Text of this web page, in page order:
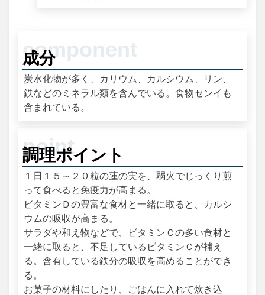
成分
炭水化物が多く、カリウム、カルシウム、リン、
鉄などのミネラル類を含んでいる。食物センイも
含まれている。
調理ポイント
１日１５～２０粒の蓮の実を、弱火でじっくり煎
って食べると免疫力が高まる。
ビタミンＤの豊富な食材と一緒に取ると、カルシ
ウムの吸収が高まる。
サラダや和え物などで、ビタミンＣの多い食材と
一緒に取ると、不足しているビタミンＣが補え
る。含有している鉄分の吸収を高めることができ
る。
お菓子の材料にしたり、ごはんに入れて炊き込